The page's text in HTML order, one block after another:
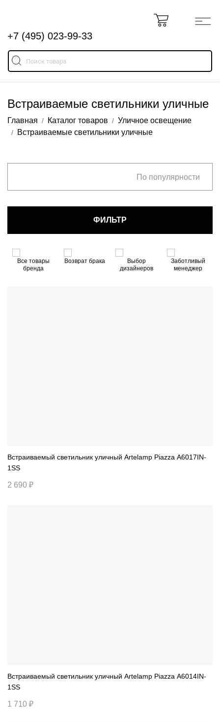
+7 (495) 023-99-33
Встраиваемые светильники уличные
Главная Каталог товаров
Уличное освещение
Встраиваемые светильники уличные
ФИЛЬТР
По популярности
Все товары
бренда
Возврат брака
Выбор
дизайнеров
Заботливый
менеджер
Встраиваемый светильник уличный Artelamp Piazza A6017IN-
1SS
2 690 ₽
Встраиваемый светильник уличный Artelamp Piazza A6014IN-
1SS
1 710 ₽